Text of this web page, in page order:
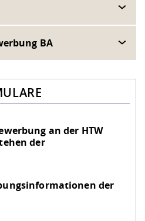
BA
an der HTW
der
der